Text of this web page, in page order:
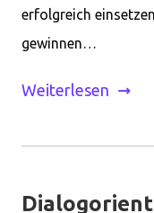
erfolgreich
gewinnen…
Weiterlesen